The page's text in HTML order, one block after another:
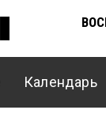
Календарь